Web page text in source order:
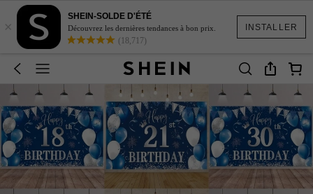
INSTALLER
×
SHEIN-SOLDE D'ÉTÉ
Découvrez les dernières tendances à bon prix.
(18,717)